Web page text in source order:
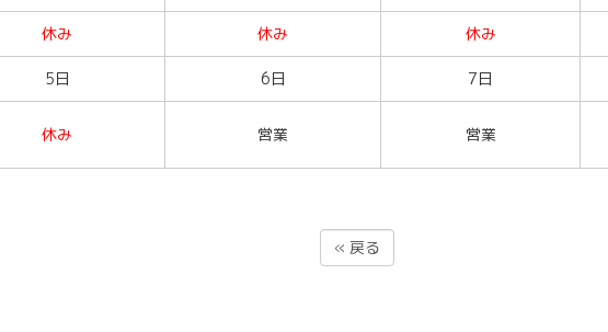
休み 休み 休み
5日 6日 7日
休み 営業 営業
« 戻る